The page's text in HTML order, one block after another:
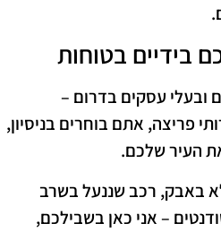
בידיים בטוחות
ובעלי עסקים בדרום –
פריצה, אתם בוחרים בניסיון,
העיר שלכם.
באבק, רכב שננעל בשרב
– אני כאן בשבילכם,